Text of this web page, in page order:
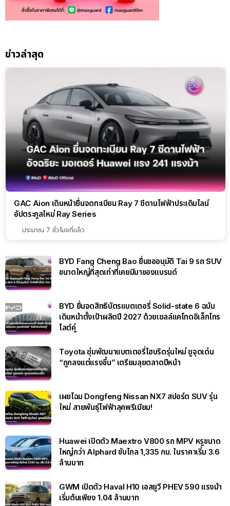
ข่าวล่าสุด
GAC Aion เดินหน้ายื่นจดทะเบียน Ray 7 ซีดานไฟฟ้าประเดิมไลน์
อัปตระกูลใหม่ Ray Series
ประมาณ 7 ชั่วโมงที่แล้ว
BYD Fang Cheng Bao ยื่นขออนุมัติ Tai 9 รถ SUV
ขนาดใหญ่ที่สุดเท่าที่เคยมีมาของแบรนด์
BYD ยื่นจดสิทธิบัตรแบตเตอรี่ Solid-state 6 ฉบับ
เดินหน้าตั้งเป้าผลิตปี 2027 ด้วยเซลล์แคโทดอิเล็กโทร
ไลต์คู่
Toyota ซุ่มพัฒนาแบตเตอรี่ไฮบริดรุ่นใหม่ ชูจุดเด่น
“ถูกลงแต่แรงขึ้น” เตรียมลุยตลาดปีหน้า
เผยโฉม Dongfeng Nissan NX7 สปอร์ต SUV รุ่น
ใหม่ สายพันธุ์ไฟฟ้าลุคพรีเมียม!
Huawei เปิดตัว Maextro V800 รถ MPV หรูขนาด
ใหญ่กว่า Alphard ขับไกล 1,335 กม. ในราคาเริ่ม 3.6
ล้านบาท
GWM เปิดตัว Haval H10 เอสยูวี PHEV 590 แรงม้า
เริ่มต้นเพียง 1.04 ล้านบาท